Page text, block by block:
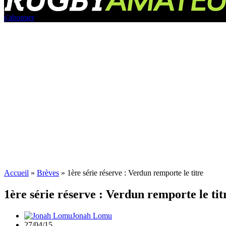
s'abonner
Accueil » Brèves » 1ère série réserve : Verdun remporte le titre
1ère série réserve : Verdun remporte le
Jonah Lomu